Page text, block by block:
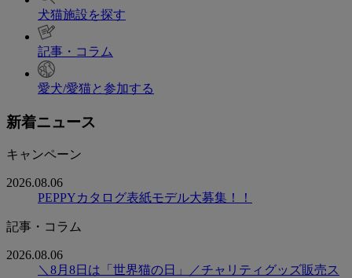
犬猫施設を探す
記事・コラム
愛犬/愛猫と参加する
新着ニュース
キャンペーン
2026.08.06
PEPPYカタログ表紙モデル大募集！！
記事・コラム
2026.08.06
＼8月8日は「世界猫の日」／チャリティグッズ販売ス